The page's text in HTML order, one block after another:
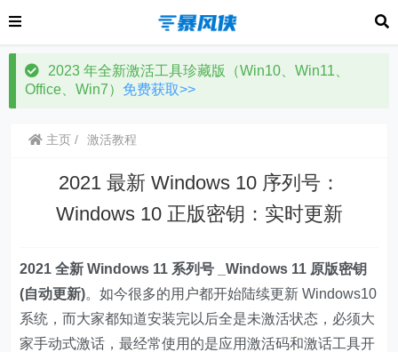
2023 年全新激活工具珍藏版（Win10、Win11、
Office、Win7） 免费获取>>
主页 激活教程
2021 最新 Windows 10 序列号：
Windows 10 正版密钥：实时更新
2021 全新 Windows 11 系列号 _Windows 11 原版密钥
(自动更新)。如今很多的用户都开始陆续更新 Windows10
系统，而大家都知道安装完以后全是未激活状态，必须大
家手动式激话，最经常使用的是应用激活码和激话工具开